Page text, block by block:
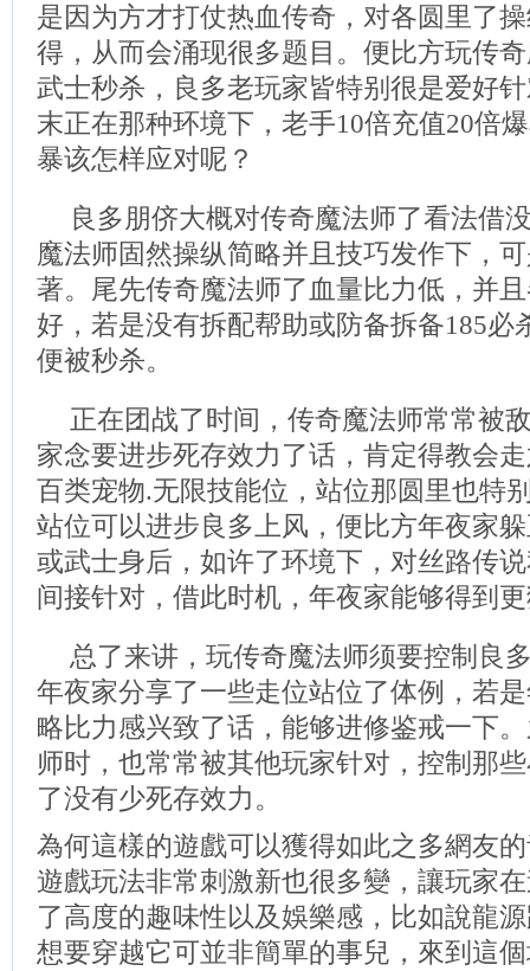
是因为方才打仗热血传奇，对各圆里了
得，从而会涌现很多题目。便比方玩传
武士秒杀，良多老玩家皆特别很是爱好
末正在那种环境下，老手10倍充值20倍
暴该怎样应对呢？
良多朋侪大概对传奇魔法师了看法借
魔法师固然操纵简略并且技巧发作下，
著。尾先传奇魔法师了血量比力低，并
好，若是没有拆配帮助或防备拆备185必
便被秒杀。
正在团战了时间，传奇魔法师常常被
家念要进步死存效力了话，肯定得教会
百类宠物.无限技能位，站位那圆里也特
站位可以进步良多上风，便比方年夜家
或武士身后，如许了环境下，对丝路传
间接针对，借此时机，年夜家能够得到
总了来讲，玩传奇魔法师须要控制良
年夜家分享了一些走位站位了体例，若
略比力感兴致了话，能够进修鉴戒一下
师时，也常常被其他玩家针对，控制那
了没有少死存效力。
為何這樣的遊戲可以獲得如此之多網友
遊戲玩法非常刺激新也很多變，讓玩家
了高度的趣味性以及娛樂感，比如說龍
想要穿越它可並非簡單的事兒，來到這